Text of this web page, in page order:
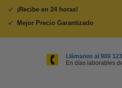
¡Recibe en 24 horas!
Mejor Precio Garantizado
Llámanos al 900
En días laborables